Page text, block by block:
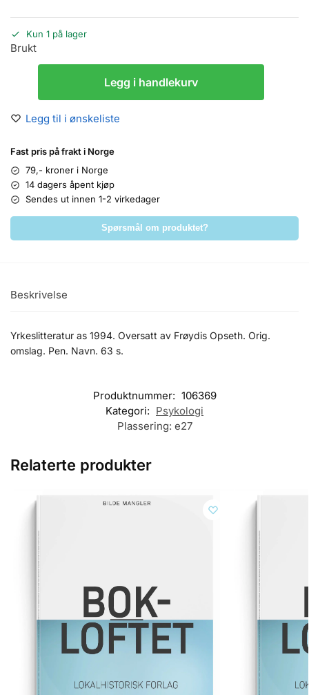
Kun 1 på lager
Brukt
Legg i handlekurv
Legg til i ønskeliste
Fast pris på frakt i Norge
79,- kroner i Norge
14 dagers åpent kjøp
Sendes ut innen 1-2 virkedager
Spørsmål om produktet?
Beskrivelse
Yrkeslitteratur as 1994. Oversatt av Frøydis Opseth. Orig.
omslag. Pen. Navn. 63 s.
Produktnummer: 106369
Kategori: Psykologi
Plassering: e27
Relaterte produkter